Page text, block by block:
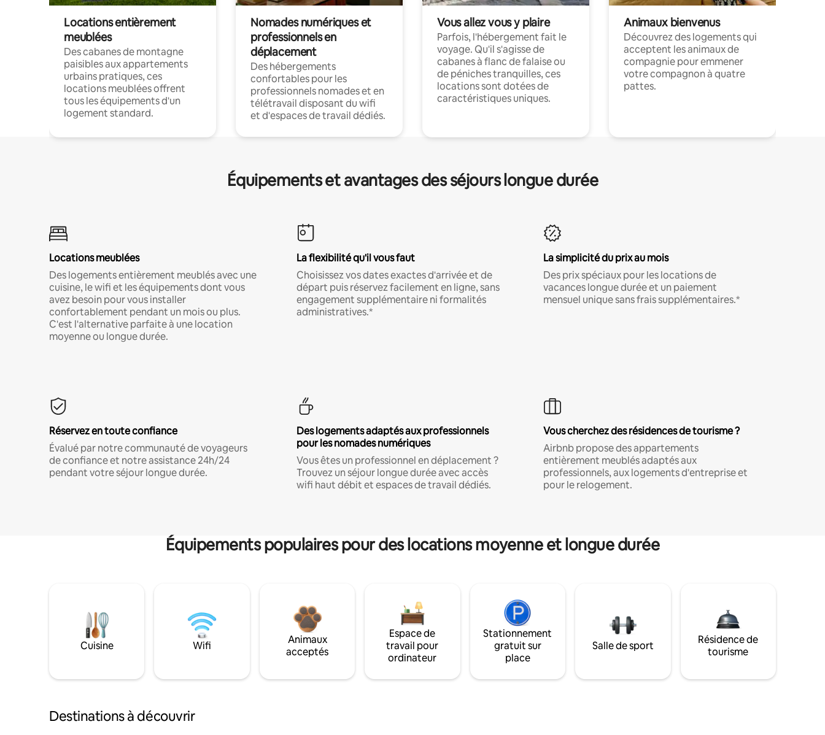
Locations entièrement
meublées
Des cabanes de montagne
paisibles aux appartements
urbains pratiques, ces
locations meublées offrent
tous les équipements d'un
logement standard.
Nomades numériques et
professionnels en
déplacement
Des hébergements
confortables pour les
professionnels nomades et en
télétravail disposant du wifi
et d'espaces de travail dédiés.
Vous allez vous y plaire
Parfois, l'hébergement fait le
voyage. Qu'il s'agisse de
cabanes à flanc de falaise ou
de péniches tranquilles, ces
locations sont dotées de
caractéristiques uniques.
Animaux bienvenus
Découvrez des logements qui
acceptent les animaux de
compagnie pour emmener
votre compagnon à quatre
pattes.
Équipements et avantages des séjours longue durée
Locations meublées
Des logements entièrement meublés avec une
cuisine, le wifi et les équipements dont vous
avez besoin pour vous installer
confortablement pendant un mois ou plus.
C'est l'alternative parfaite à une location
moyenne ou longue durée.
La flexibilité qu'il vous faut
Choisissez vos dates exactes d'arrivée et de
départ puis réservez facilement en ligne, sans
engagement supplémentaire ni formalités
administratives.*
La simplicité du prix au mois
Des prix spéciaux pour les locations de
vacances longue durée et un paiement
mensuel unique sans frais supplémentaires.*
Réservez en toute confiance
Évalué par notre communauté de voyageurs
de confiance et notre assistance 24h/24
pendant votre séjour longue durée.
Des logements adaptés aux professionnels
pour les nomades numériques
Vous êtes un professionnel en déplacement ?
Trouvez un séjour longue durée avec accès
wifi haut débit et espaces de travail dédiés.
Vous cherchez des résidences de tourisme ?
Airbnb propose des appartements
entièrement meublés adaptés aux
professionnels, aux logements d'entreprise et
pour le relogement.
Équipements populaires pour des locations moyenne et longue durée
Cuisine Wifi
Animaux
acceptés
Espace de
travail pour
ordinateur
Stationnement
gratuit sur
place
Salle de sport
Résidence de
tourisme
Destinations à découvrir